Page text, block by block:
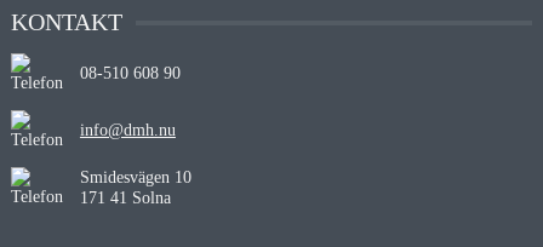
KONTAKT
08-510 608 90
info@dmh.nu
Smidesvägen 10
171 41 Solna